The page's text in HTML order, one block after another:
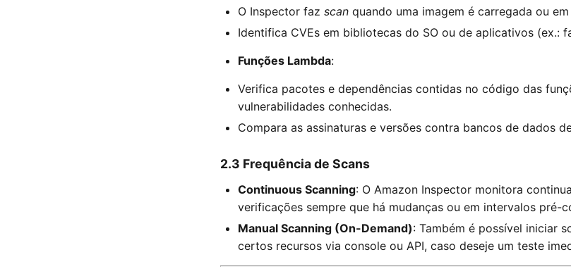
O Inspector faz scan quando uma imagem é carregada ou
Identifica CVEs em bibliotecas do SO ou de aplicativos (ex.:
Funções Lambda:
Verifica pacotes e dependências contidas no código das
vulnerabilidades conhecidas.
Compara as assinaturas e versões contra bancos de dados
2.3 Frequência de Scans
Continuous Scanning: O Amazon Inspector monitora
verificações sempre que há mudanças ou em intervalos pré-
Manual Scanning (On-Demand): Também é possível iniciar
certos recursos via console ou API, caso deseje um teste